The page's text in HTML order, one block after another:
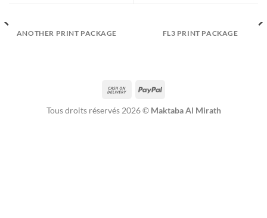
ANOTHER PRINT PACKAGE FL3 PRINT PACKAGE
Cash
Delivery
PayPal
Tous droits réservés 2026 © Maktaba Al Mirath